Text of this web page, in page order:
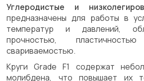
Углеродистые и
предназначены для работы в
температур и давлений,
прочностью,
свариваемостью.
Круги Grade F1 содержат
молибдена, что повышает их